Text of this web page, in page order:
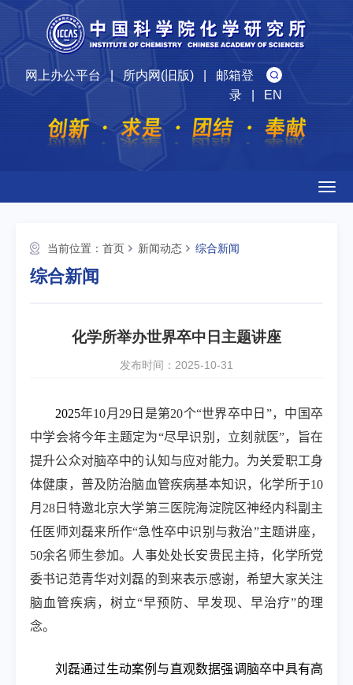
网上办公平台|所内网(旧版)| 邮箱登
录| EN
当前位置： 首页 新闻动态 综合新闻
综合新闻
化学所举办世界卒中日主题讲座
发布时间：2025-10-31
2025年10月 29日是第20个“世界卒中日”，中国卒
中学会将今年主题定为“尽早识别，立刻就医”，旨在
提升公众对脑卒中的认知与应对能力。为关爱职工身
体健康，普及防治脑血管疾病基本知识，化学所于10
月 28 日特邀北京大学第三医院海淀院区神经内科副主
任医师刘磊来所作“急性卒中识别与救治”主题讲座，
50余名师生参加。人事处处长安贵民主持，化学所党
委书记范青华对刘磊的到来表示感谢，希望大家关注
脑血管疾病，树立“早预防、早发现、早治疗”的理
念。
刘磊通过生动案例与直观数据强调脑卒中具有高